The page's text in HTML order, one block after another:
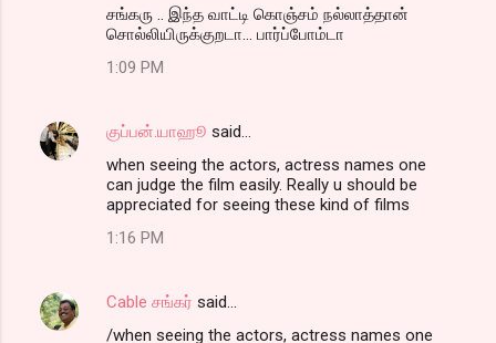
சங்கரு .. இந்த வாட்டி கொஞ்சம் நல்லாத்தான்
சொல்லியிருக்குறடா... பார்ப்போம்டா
1:09 PM
குப்பன்.யாஹூ said…
when seeing the actors, actress names one
can judge the film easily. Really u should be
appreciated for seeing these kind of films
1:16 PM
Cable சங்கர் said…
/when seeing the actors, actress names one